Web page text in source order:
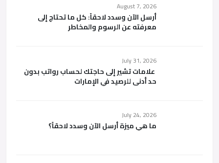
August 7, 2026
أرسل الآن وسدد لاحقاً: كل ما تحتاج إلى
معرفته عن الرسوم والمخاطر
July 31, 2026
علامات تشير إلى حاجتك لحساب رواتب بدون
حد أدنى للرصيد في الإمارات
July 24, 2026
ما هي ميزة أرسل الآن وسدد لاحقاً؟